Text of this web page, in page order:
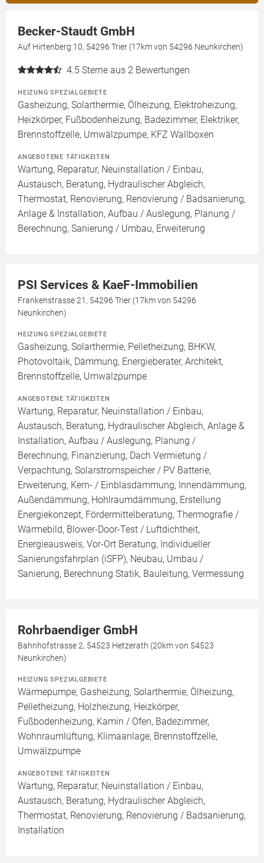
Becker-Staudt GmbH
Auf Hirtenberg 10, 54296 Trier (17km von 54296 Neunkirchen)
4.5 Sterne aus 2 Bewertungen
HEIZUNG SPEZIALGEBIETE
Gasheizung, Solarthermie, Ölheizung, Elektroheizung,
Heizkörper, Fußbodenheizung, Badezimmer, Elektriker,
Brennstoffzelle, Umwälzpumpe, KFZ Wallboxen
ANGEBOTENE TÄTIGKEITEN
Wartung, Reparatur, Neuinstallation / Einbau,
Austausch, Beratung, Hydraulischer Abgleich,
Thermostat, Renovierung, Renovierung / Badsanierung,
Anlage & Installation, Aufbau / Auslegung, Planung /
Berechnung, Sanierung / Umbau, Erweiterung
PSI Services & KaeF-Immobilien
Frankenstrasse 21, 54296 Trier (17km von 54296
Neunkirchen)
HEIZUNG SPEZIALGEBIETE
Gasheizung, Solarthermie, Pelletheizung, BHKW,
Photovoltaik, Dämmung, Energieberater, Architekt,
Brennstoffzelle, Umwälzpumpe
ANGEBOTENE TÄTIGKEITEN
Wartung, Reparatur, Neuinstallation / Einbau,
Austausch, Beratung, Hydraulischer Abgleich, Anlage &
Installation, Aufbau / Auslegung, Planung /
Berechnung, Finanzierung, Dach Vermietung /
Verpachtung, Solarstromspeicher / PV Batterie,
Erweiterung, Kern- / Einblasdämmung, Innendämmung,
Außendämmung, Hohlraumdämmung, Erstellung
Energiekonzept, Fördermittelberatung, Thermografie /
Wärmebild, Blower-Door-Test / Luftdichtheit,
Energieausweis, Vor-Ort Beratung, Individueller
Sanierungsfahrplan (iSFP), Neubau, Umbau /
Sanierung, Berechnung Statik, Bauleitung, Vermessung
Rohrbaendiger GmbH
Bahnhofstrasse 2, 54523 Hetzerath (20km von 54523
Neunkirchen)
HEIZUNG SPEZIALGEBIETE
Wärmepumpe, Gasheizung, Solarthermie, Ölheizung,
Pelletheizung, Holzheizung, Heizkörper,
Fußbodenheizung, Kamin / Ofen, Badezimmer,
Wohnraumlüftung, Klimaanlage, Brennstoffzelle,
Umwälzpumpe
ANGEBOTENE TÄTIGKEITEN
Wartung, Reparatur, Neuinstallation / Einbau,
Austausch, Beratung, Hydraulischer Abgleich,
Thermostat, Renovierung, Renovierung / Badsanierung,
Installation